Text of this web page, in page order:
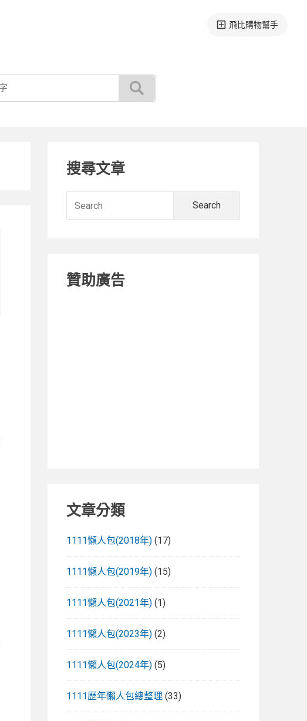
飛比購物幫手
Primary
Sidebar
搜尋文章
贊助廣告
文章分類
1111懶人包(2018年) (17)
1111懶人包(2019年) (15)
1111懶人包(2021年) (1)
1111懶人包(2023年) (2)
1111懶人包(2024年) (5)
1111歷年懶人包總整理 (33)